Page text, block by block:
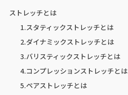
ストレッチとは
1.スタティックストレッチとは
2.ダイナミックストレッチとは
3.バリスティックストレッチとは
4.コンプレッションストレッチとは
5.ペアストレッチとは